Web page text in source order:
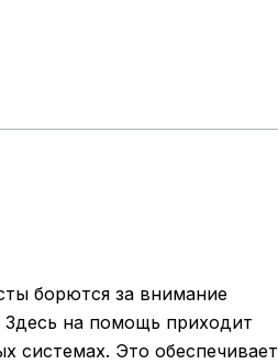
борются за внимание
на помощь приходит
системах. Это обеспечивает